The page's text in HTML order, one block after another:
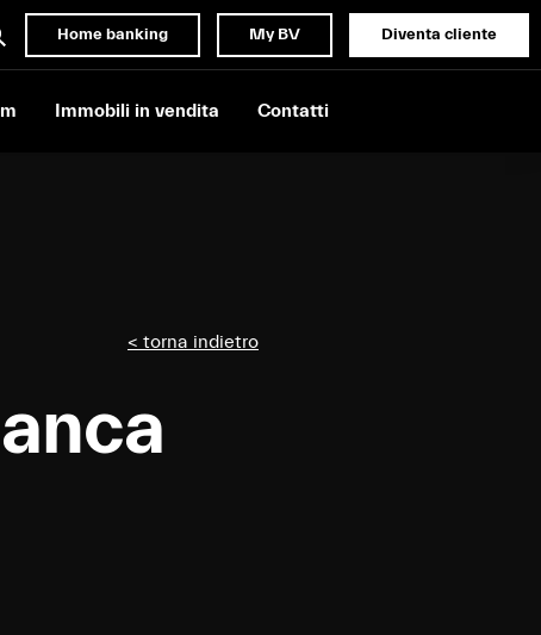
Home banking My BV Diventa cliente
Immobili in vendita Contatti
< torna indietro